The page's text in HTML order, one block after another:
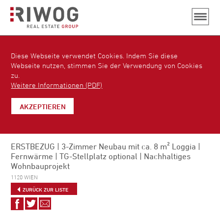
Diese Webseite verwendet Cookies. Indem Sie diese
Webseite nutzen, stimmen Sie der Verwendung von Cookies
zu.
Weitere Informationen (PDF)
AKZEPTIEREN
ERSTBEZUG | 3-Zimmer Neubau mit ca. 8 m² Loggia |
Fernwärme | TG-Stellplatz optional | Nachhaltiges
Wohnbauprojekt
1120 WIEN
ZURÜCK ZUR LISTE
Auf
Facebook
Auf
Twitter
Via
E-